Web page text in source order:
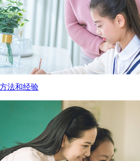
法和经验